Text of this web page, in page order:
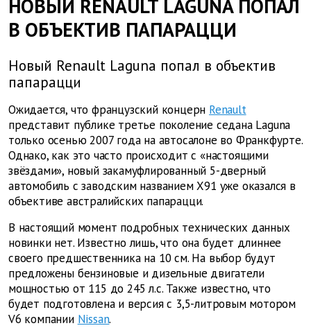
НОВЫЙ RENAULT LAGUNA ПОПАЛ
В ОБЪЕКТИВ ПАПАРАЦЦИ
Новый Renault Laguna попал в объектив
папарацци
Ожидается, что французский концерн Renault
представит публике третье поколение седана Laguna
только осенью 2007 года на автосалоне во Франкфурте.
Однако, как это часто происходит с «настоящими
звёздами», новый закамуфлированный 5-дверный
автомобиль с заводским названием X91 уже оказался в
объективе австралийских папарацци.
В настоящий момент подробных технических данных
новинки нет. Известно лишь, что она будет длиннее
своего предшественника на 10 см. На выбор будут
предложены бензиновые и дизельные двигатели
мощностью от 115 до 245 л.с. Также известно, что
будет подготовлена и версия с 3,5-литровым мотором
V6 компании Nissan.